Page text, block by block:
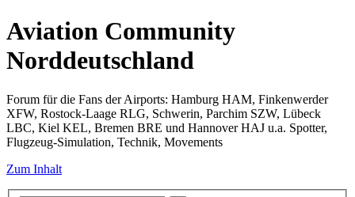
Aviation Community
Norddeutschland
Forum für die Fans der Airports: Hamburg HAM, Finkenwerder
XFW, Rostock-Laage RLG, Schwerin, Parchim SZW, Lübeck
LBC, Kiel KEL, Bremen BRE und Hannover HAJ u.a. Spotter,
Flugzeug-Simulation, Technik, Movements
Zum Inhalt